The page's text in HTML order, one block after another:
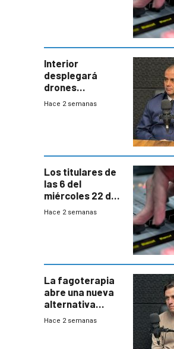
Interior
desplegará
drones
autónomos para
Hace 2 semanas
Los titulares de
las 6 del
miércoles 22 de
julio de 2026
Hace 2 semanas
La fagoterapia
abre una nueva
alternativa
contra bacterias
Hace 2 semanas